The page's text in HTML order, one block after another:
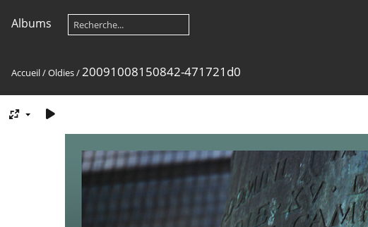
Albums
Accueil/Oldies/20091008150842-471721d0